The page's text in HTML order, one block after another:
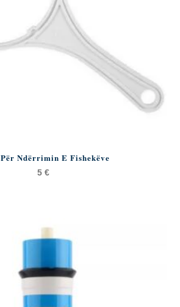
Ndërrimin E Fishekëve
5 €